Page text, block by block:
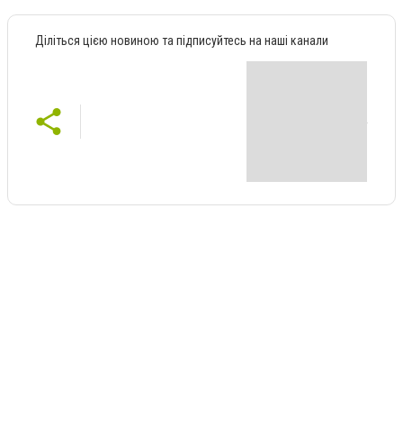
Діліться цією новиною та підписуйтесь на наші канали